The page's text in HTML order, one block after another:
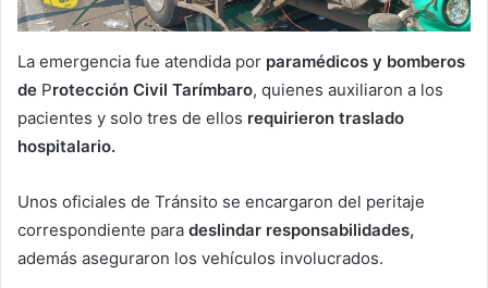
La emergencia fue atendida por paramédicos y bomberos
de Protección Civil Tarímbaro, quienes auxiliaron a los
pacientes y solo tres de ellos requirieron traslado
hospitalario.
Unos oficiales de Tránsito se encargaron del peritaje
correspondiente para deslindar responsabilidades,
además aseguraron los vehículos involucrados.